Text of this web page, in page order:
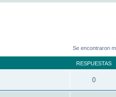
Se encontraron
RESPUESTAS
0